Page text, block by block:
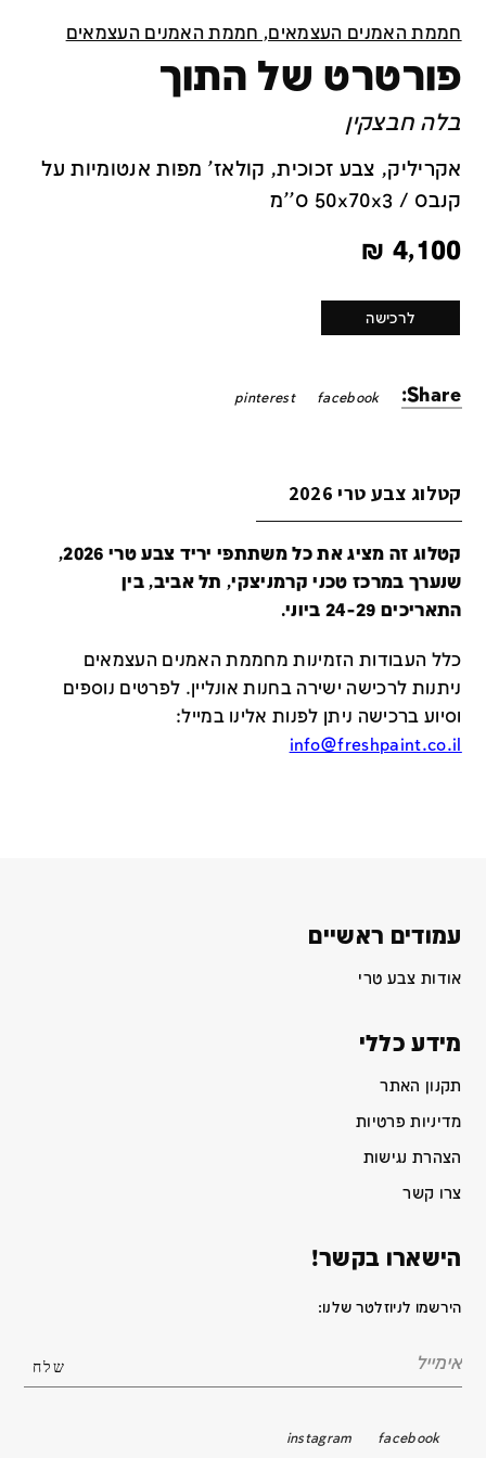
חממת האמנים העצמאים, חממת האמנים העצמאים
פורטרט של התוך
בלה חבצקין
אקריליק, צבע זכוכית, קולאז' מפות אנטומיות על
קנבס / 50x70x3 ס''מ
4,100
₪
לרכישה
Share:
facebook
pinterest
קטלוג צבע טרי 2026
קטלוג זה מציג את כל משתתפי יריד צבע טרי 2026,
שנערך במרכז טכני קרמניצקי, תל אביב, בין
התאריכים 24-29 ביוני.
כלל העבודות הזמינות מחממת האמנים העצמאים
ניתנות לרכישה ישירה בחנות אונליין. לפרטים נוספים
וסיוע ברכישה ניתן לפנות אלינו במייל:
info@freshpaint.co.il
עמודים ראשיים
אודות צבע טרי
מידע כללי
תקנון האתר
מדיניות פרטיות
הצהרת נגישות
צרו קשר
הישארו בקשר!
הירשמו לניוזלטר שלנו:
facebook
instagram